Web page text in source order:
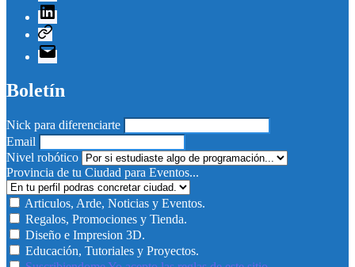
Linkedin
Telegram
Correo
electrónico
Boletín
Nick para diferenciarte
Email
Nivel robótico
Provincia de tu Ciudad para Eventos...
Articulos, Arde, Noticias y Eventos.
Regalos, Promociones y Tienda.
Diseño e Impresion 3D.
Educación, Tutoriales y Proyectos.